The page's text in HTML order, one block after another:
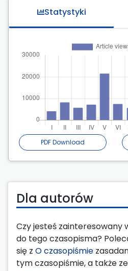
Statystyki
PDF Download
Dla autorów
Czy jesteś zainteresowany
do tego czasopisma?
się z O czasopiśmie
tym czasopiśmie, a także ze